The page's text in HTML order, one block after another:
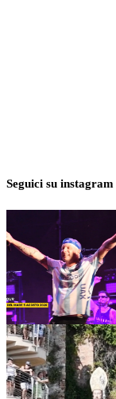
Seguici su instagram